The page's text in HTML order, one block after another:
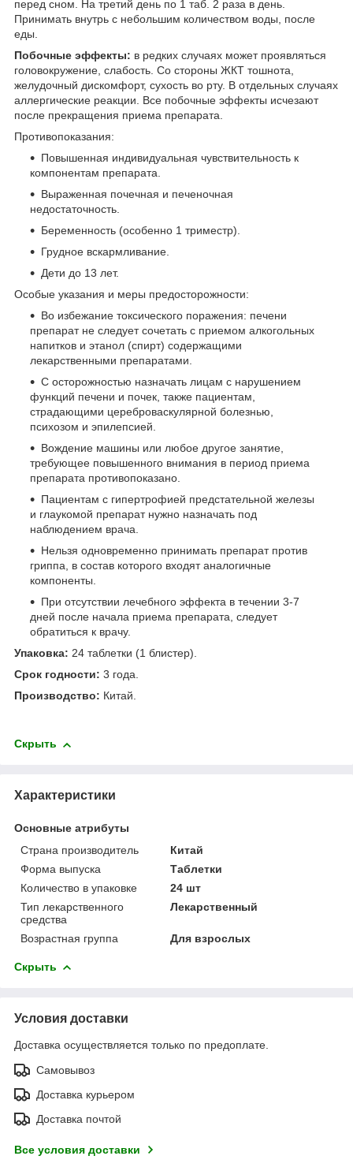
перед сном. На третий день по 1 таб. 2 раза в день.
Принимать внутрь с небольшим количеством воды, после
еды.
Побочные эффекты: в редких случаях может проявляться
головокружение, слабость. Со стороны ЖКТ тошнота,
желудочный дискомфорт, сухость во рту. В отдельных случаях
аллергические реакции. Все побочные эффекты исчезают
после прекращения приема препарата.
Противопоказания:
Повышенная индивидуальная чувствительность к
компонентам препарата.
Выраженная почечная и печеночная
недостаточность.
Беременность (особенно 1 триместр).
Грудное вскармливание.
Дети до 13 лет.
Особые указания и меры предосторожности:
Во избежание токсического поражения: печени
препарат не следует сочетать с приемом алкогольных
напитков и этанол (спирт) содержащими
лекарственными препаратами.
С осторожностью назначать лицам с нарушением
функций печени и почек, также пациентам,
страдающими цереброваскулярной болезнью,
психозом и эпилепсией.
Вождение машины или любое другое занятие,
требующее повышенного внимания в период приема
препарата противопоказано.
Пациентам с гипертрофией предстательной железы
и глаукомой препарат нужно назначать под
наблюдением врача.
Нельзя одновременно принимать препарат против
гриппа, в состав которого входят аналогичные
компоненты.
При отсутствии лечебного эффекта в течении 3-7
дней после начала приема препарата, следует
обратиться к врачу.
Упаковка: 24 таблетки (1 блистер).
Срок годности: 3 года.
Производство: Китай.
Скрыть
Характеристики
Основные атрибуты
Страна производитель
Китай
Форма выпуска
Таблетки
Количество в упаковке
24 шт
Тип лекарственного
средства
Лекарственный
Возрастная группа Для взрослых
Скрыть
Условия доставки
Доставка осуществляется только по предоплате.
Самовывоз
Доставка курьером
Доставка почтой
Все условия доставки